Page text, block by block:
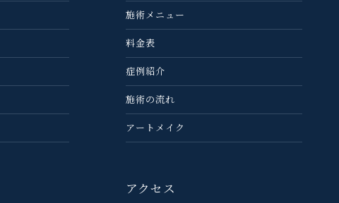
施術メニュー
料金表
症例紹介
施術の流れ
アートメイク
アクセス